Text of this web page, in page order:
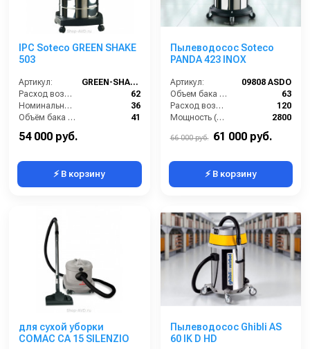
IPC Soteco GREEN SHAKE
503
Артикул:
GREEN-SHAKE503
Расход воздуха (л/сек):
62
Номинальный диаметр принадлежностей (мм):
36
Объём бака (л):
41
54 000 руб.
⚡ В корзину
Пылеводосос Soteco
PANDA 423 INOX
Артикул:
09808 ASDO
Объем бака (л):
63
Расход воздуха (л/сек):
120
Мощность (Вт):
2800
66 000 руб. 61 000 руб.
⚡ В корзину
для сухой уборки
COMAC CA 15 SILENZIO
Пылеводосос Ghibli AS
60 IK D HD